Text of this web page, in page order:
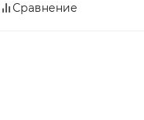
Сравнение